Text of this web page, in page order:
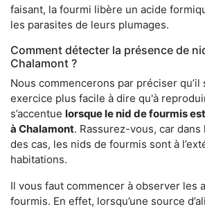
faisant, la fourmi libère un acide
les parasites de leurs plumages.
Comment détecter la présence de
Chalamont ?
Nous commencerons par préciser qu’il
exercice plus facile à dire qu'à
s’accentue lorsque le nid de fourmis
à Chalamont. Rassurez-vous, car
des cas, les nids de fourmis sont à
habitations.
Il vous faut commencer à observer les
fourmis. En effet, lorsqu’une source